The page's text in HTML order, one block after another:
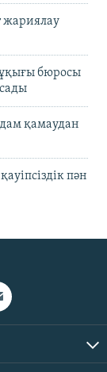
жариялау
бюросы
қамаудан
пән